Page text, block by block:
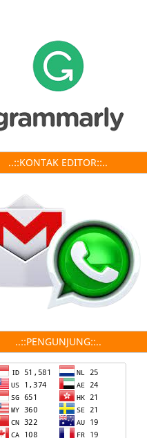
..::KONTAK EDITOR::..
..::PENGUNJUNG::..